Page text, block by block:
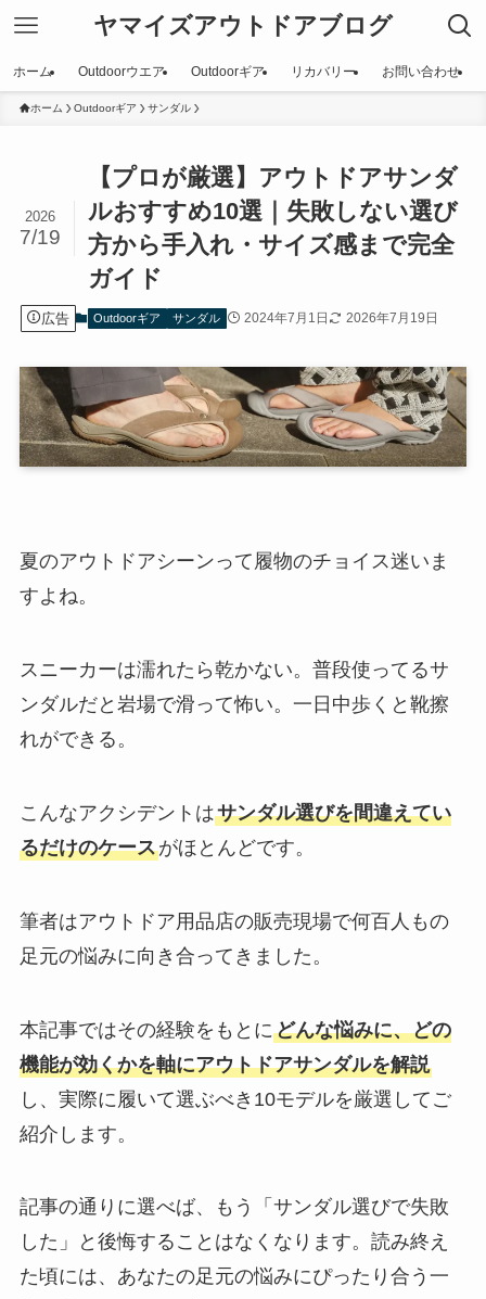
ヤマイズアウトドアブログ
ホーム Outdoorウエア Outdoorギア リカバリー お問い合わせ
ホーム Outdoorギア サンダル
【プロが厳選】アウトドアサンダ
ルおすすめ10選｜失敗しない選び
方から手入れ・サイズ感まで完全
ガイド
2026
7/19
広告 Outdoorギア サンダル 2024年7月1日 2026年7月19日
夏のアウトドアシーンって履物のチョイス迷いま
すよね。
スニーカーは濡れたら乾かない。普段使ってるサ
ンダルだと岩場で滑って怖い。一日中歩くと靴擦
れができる。
こんなアクシデントはサンダル選びを間違えてい
るだけのケースがほとんどです。
筆者はアウトドア用品店の販売現場で何百人もの
足元の悩みに向き合ってきました。
本記事ではその経験をもとにどんな悩みに、どの
機能が効くかを軸にアウトドアサンダルを解説
し、実際に履いて選ぶべき10モデルを厳選してご
紹介します。
記事の通りに選べば、もう「サンダル選びで失敗
した」と後悔することはなくなります。読み終え
た頃には、あなたの足元の悩みにぴったり合う一